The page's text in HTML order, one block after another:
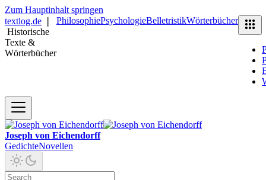
Zum Hauptinhalt springen
textlog.de
Historische
Texte &
Wörterbücher
PhilosophiePsychologieBelletristikWörterbücher
Joseph von Eichendorff
GedichteNovellen